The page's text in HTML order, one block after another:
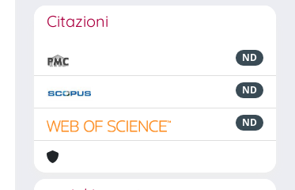
Citazioni
ND
ND
ND